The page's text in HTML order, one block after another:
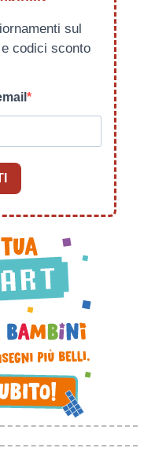
sul
codici sconto